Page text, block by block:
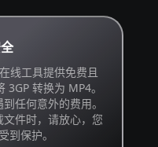
线工具提供免费且
转换为 MP4。
任何意外的费用。
件时，请放心，您
到保护。